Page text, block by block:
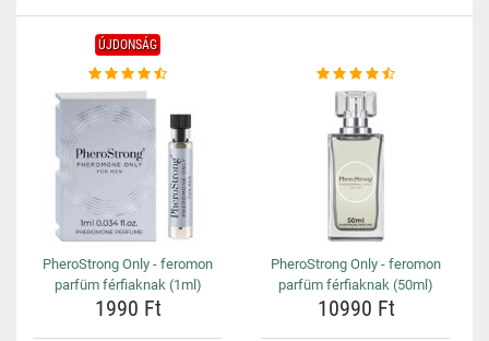
ÚJDONSÁG
PheroStrong Only - feromon
parfüm férfiaknak (1ml)
1990 Ft
PheroStrong Only - feromon
parfüm férfiaknak (50ml)
10990 Ft